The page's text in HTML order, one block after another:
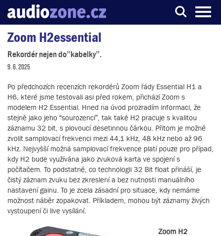
Server o digitálním zpracování zvuku
Zoom H2essential
Rekordér nejen do”kabelky”.
9. 6. 2025
Po předchozích recenzích rekordérů Zoom řády Essential H1 a
H6, které jsme testovali asi před rokem, přichází Zoom s
modelem H2 Essential. Hned na úvod prozradím informaci, že
stejně jako jeho “sourozenci”, tak také H2 pracuje s kvalitou
záznamu 32 bit, s plovoucí desetinnou čárkou. Přitom je možné
zvolit samplovací frekvenci mezi 44,1 kHz, 48 kHz nebo až 96
kHz. Nejvyšší možná samplovací frekvence platí pouze pro případ,
kdy H2 bude využívána jako zvuková karta ve spojení s
počítačem. To podstatné, co technologii 32 Bit float přináší, je
čistý záznam zvuku bez zkreslení a bez nutnosti manuálního
nastavení gainu. To je zcela zásadní pro situace, kdy nemáme
možnost náběr zopakovat. Příkladem, mohou být záznamy živých
vystoupení či live vysílání.
Zoom H2